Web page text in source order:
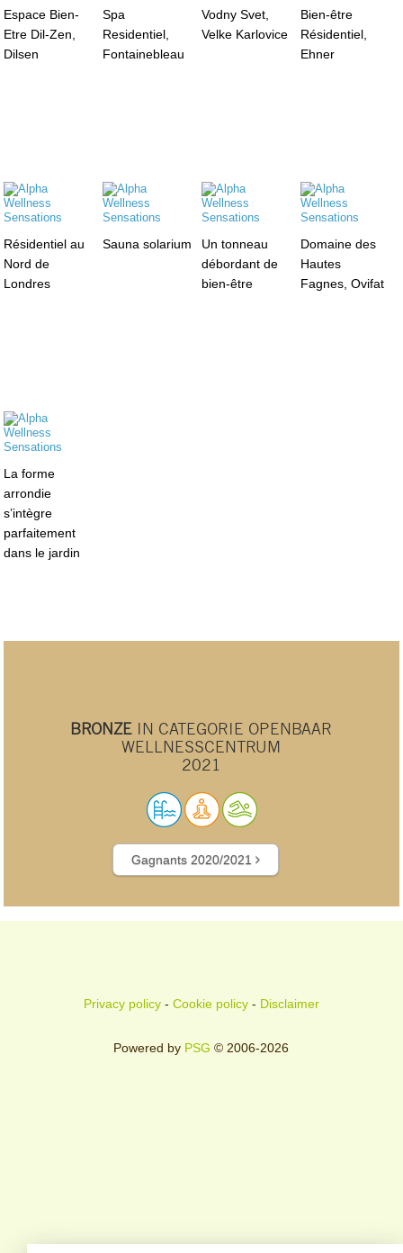
Espace Bien-
Etre Dil-Zen,
Dilsen
Spa
Residentiel,
Fontainebleau
Vodny Svet,
Velke Karlovice
Bien-être
Résidentiel,
Ehner
Résidentiel au
Nord de
Londres
Sauna solarium
Un tonneau
débordant de
bien-être
Domaine des
Hautes
Fagnes, Ovifat
La forme
arrondie
s’intègre
parfaitement
dans le jardin
BRONZE IN CATEGORIE OPENBAAR
WELLNESSCENTRUM
2021
Gagnants 2020/2021
Privacy policy- Cookie policy- Disclaimer
Powered by PSG © 2006-2026